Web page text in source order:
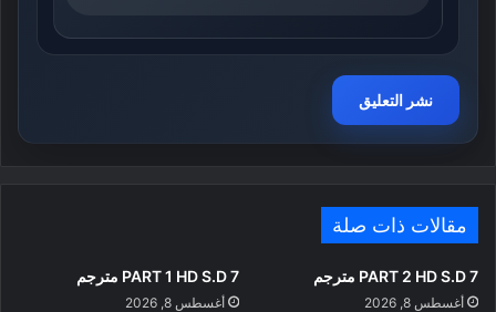
مقالات ذات صلة
PART 2 HD S.D 7 مترجم
أغسطس 8, 2026
PART 1 HD S.D 7 مترجم
أغسطس 8, 2026